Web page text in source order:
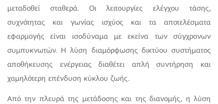
μεταδοθεί σταθερά. Οι λειτουργίες ελέγχου τάσης,
συχνότητας και γωνίας ισχύος και τα αποτελέσματα
εφαρμογής είναι ισοδύναμα με εκείνα των σύγχρονων
συμπυκνωτών. Η λύση διαμόρφωσης δικτύου συστήματος
αποθήκευσης ενέργειας διαθέτει απλή συντήρηση και
χαμηλότερη επένδυση κύκλου ζωής.
Από την πλευρά της μετάδοσης και της διανομής, η λύση